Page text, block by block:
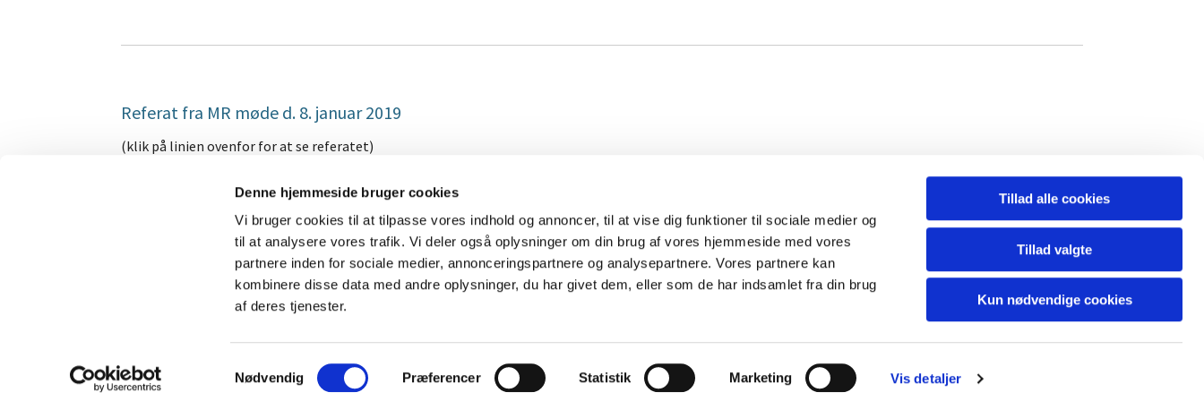
Denne hjemmeside bruger cookies
Vi bruger cookies til at tilpasse vores indhold og annoncer, til at vise dig funktioner til sociale medier og
til at analysere vores trafik. Vi deler også oplysninger om din brug af vores hjemmeside med vores
partnere inden for sociale medier, annonceringspartnere og analysepartnere. Vores partnere kan
kombinere disse data med andre oplysninger, du har givet dem, eller som de har indsamlet fra din brug
af deres tjenester.
a
Nødvendig Præferencer Statistik Marketing Vis detaljer
Tillad alle cookies
Tillad valgte
Kun nødvendige cookies
Referat fra MR møde d. 8. januar 2019
(klik på linien ovenfor for at se referatet)